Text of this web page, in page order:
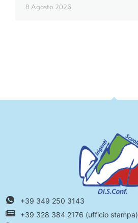
8 Agosto 2026
+39 349 250 3143
+39 328 384 2176 (ufficio stampa)